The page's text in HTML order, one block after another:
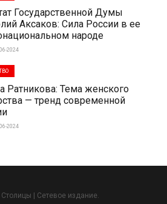
Государственной Думы
Аксаков: Сила России в ее
народе
2024
Ратникова: Тема женского
— тренд современной
2024
| Сетевое издание.